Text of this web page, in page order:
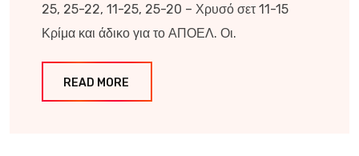
25, 25-22, 11-25, 25-20 – Χρυσό σετ 11-15
Κρίμα και άδικο για το ΑΠΟΕΛ. Οι.
READ MORE